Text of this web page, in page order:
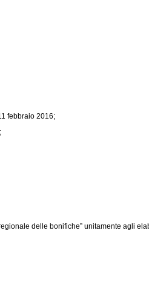
febbraio 2016;
delle bonifiche” unitamente agli